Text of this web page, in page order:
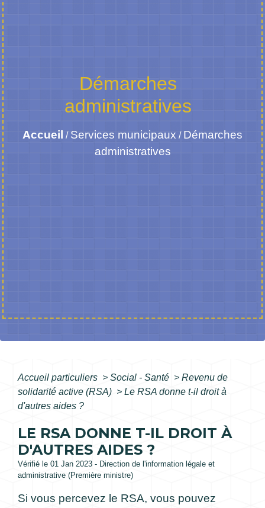
Démarches
administratives
Accueil / Services municipaux / Démarches
administratives
Accueil particuliers > Social - Santé > Revenu de
solidarité active (RSA) > Le RSA donne t-il droit à
d'autres aides ?
LE RSA DONNE T-IL DROIT À
D'AUTRES AIDES ?
Vérifié le 01 Jan 2023 - Direction de l'information légale et
administrative (Première ministre)
Si vous percevez le RSA, vous pouvez